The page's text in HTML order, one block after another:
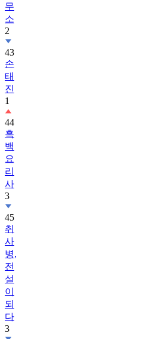
무
소
2
43
손
태
진
1
44
흑
백
요
리
사
3
45
취
사
병,
전
설
이
되
다
3